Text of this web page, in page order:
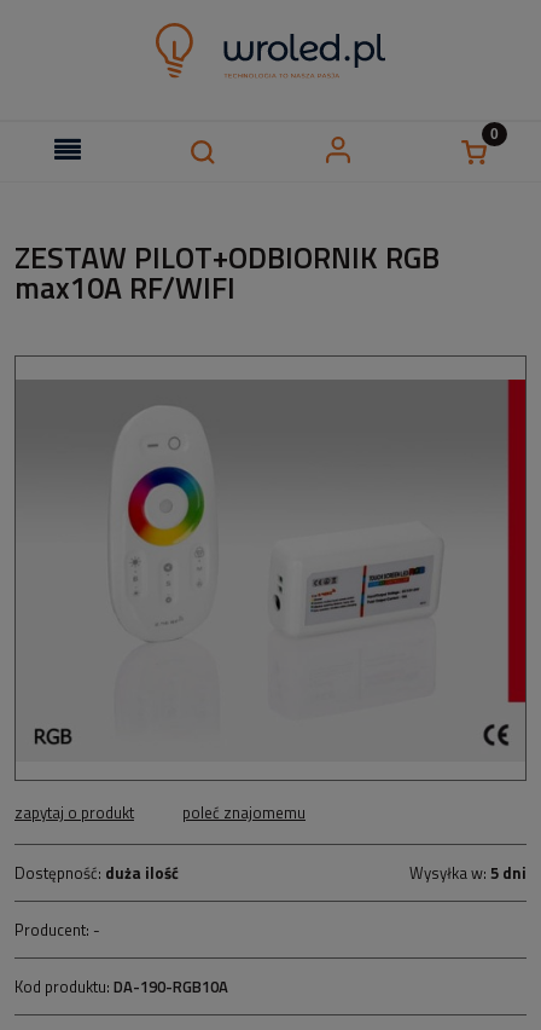
ZESTAW PILOT+ODBIORNIK RGB
max10A RF/WIFI
zapytaj o produkt poleć znajomemu
Dostępność: duża ilość Wysyłka w: 5 dni
Producent: -
Kod produktu: DA-190-RGB10A